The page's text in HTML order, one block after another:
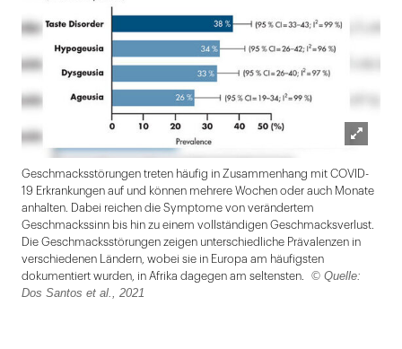
öffnen
Geschmacksstörungen treten häufig in Zusammenhang mit COVID-
19 Erkrankungen auf und können mehrere Wochen oder auch Monate
anhalten. Dabei reichen die Symptome von verändertem
Geschmackssinn bis hin zu einem vollständigen Geschmacksverlust.
Die Geschmacksstörungen zeigen unterschiedliche Prävalenzen in
verschiedenen Ländern, wobei sie in Europa am häufigsten
dokumentiert wurden, in Afrika dagegen am seltensten.
© Quelle:
Dos Santos et al., 2021